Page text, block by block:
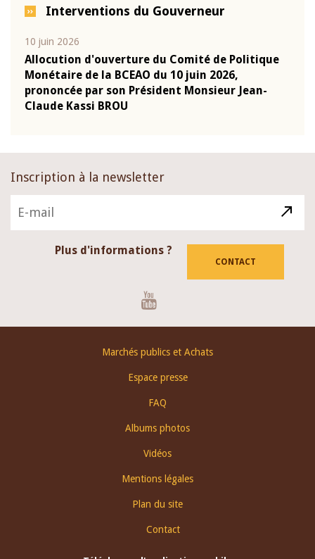
Interventions du Gouverneur
10 juin 2026
Allocution d'ouverture du Comité de Politique
Monétaire de la BCEAO du 10 juin 2026,
prononcée par son Président Monsieur Jean-
Claude Kassi BROU
Inscription à la newsletter
Plus d'informations ?
CONTACT
Marchés publics et Achats
Espace presse
FAQ
Albums photos
Vidéos
Mentions légales
Plan du site
Contact